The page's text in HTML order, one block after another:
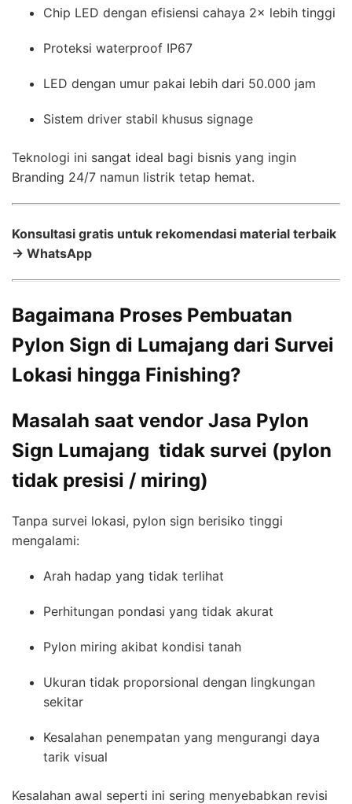
Chip LED dengan efisiensi cahaya 2× lebih tinggi
Proteksi waterproof IP67
LED dengan umur pakai lebih dari 50.000 jam
Sistem driver stabil khusus signage
Teknologi ini sangat ideal bagi bisnis yang ingin
Branding 24/7 namun listrik tetap hemat.
Konsultasi gratis untuk rekomendasi material terbaik
→ WhatsApp
Bagaimana Proses Pembuatan
Pylon Sign di Lumajang dari Survei
Lokasi hingga Finishing?
Masalah saat vendor Jasa Pylon
Sign Lumajang tidak survei (pylon
tidak presisi / miring)
Tanpa survei lokasi, pylon sign berisiko tinggi
mengalami:
Arah hadap yang tidak terlihat
Perhitungan pondasi yang tidak akurat
Pylon miring akibat kondisi tanah
Ukuran tidak proporsional dengan lingkungan
sekitar
Kesalahan penempatan yang mengurangi daya
tarik visual
Kesalahan awal seperti ini sering menyebabkan revisi